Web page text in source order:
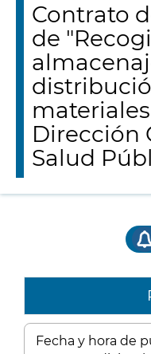
Contrato
de
Dirección
Salud
Fecha y hora de